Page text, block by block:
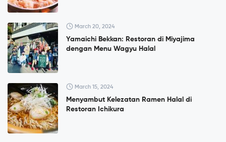
March 20, 2024
Yamaichi Bekkan: Restoran di Miyajima
dengan Menu Wagyu Halal
March 15, 2024
Menyambut Kelezatan Ramen Halal di
Restoran Ichikura